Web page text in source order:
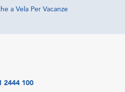
a Vela Per Vacanze
2444 100